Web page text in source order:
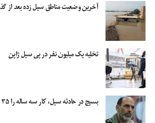
آخرین وضعیت مناطق سیل زده بعد از
تخلیه یک میلیون نفر در پی سیل ژاپن
بسیج در حادثه سیل، کار سه ساله را ۳۵ روزه انجام داد